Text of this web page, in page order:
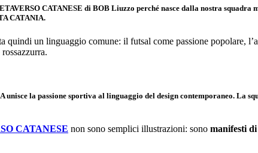
CATANESE di BOB Liuzzo perché nasce dalla nostra
CATANIA.
quindi un linguaggio comune: il futsal come passione popolare,
unisce la passione sportiva al linguaggio del design contemporaneo. La
CATANESE non sono semplici illustrazioni: sono manifesti